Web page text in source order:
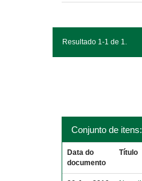
Resultado 1-1 de 1.
Conjunto de itens:
Data do
documento
Título